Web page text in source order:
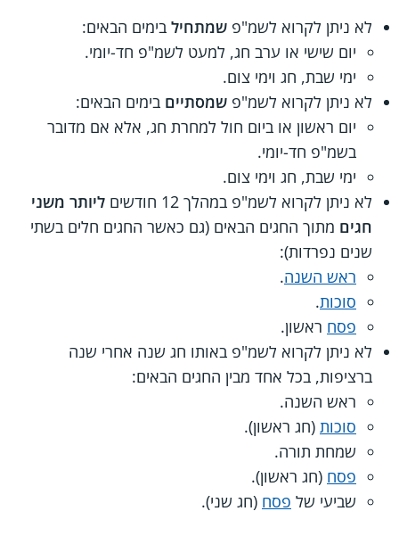
לא ניתן לקרוא לשמ"פ שמתחיל בימים הבאים:
יום שישי או ערב חג, למעט לשמ"פ חד-יומי.
ימי שבת, חג וימי צום.
לא ניתן לקרוא לשמ"פ שמסתיים בימים הבאים:
יום ראשון או ביום חול למחרת חג, אלא אם מדובר
בשמ"פ חד-יומי.
ימי שבת, חג וימי צום.
לא ניתן לקרוא לשמ"פ במהלך 12 חודשים
ליותר משני
חגים מתוך החגים הבאים (גם כאשר החגים חלים בשתי
שנים נפרדות):
ראש השנה.
סוכות.
פסח ראשון.
לא ניתן לקרוא לשמ"פ באותו חג שנה אחרי שנה
ברציפות, בכל אחד מבין החגים הבאים:
ראש השנה.
סוכות (חג ראשון).
שמחת תורה.
פסח (חג ראשון).
שביעי של פסח (חג שני).